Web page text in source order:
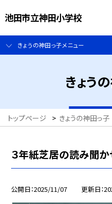
池田市立神田小学校
きょうの神田っ子メニュー
きょう
トップページ > きょうの神田っ子
３年紙芝居の読み聞
公開日 2025/11/07 更新日